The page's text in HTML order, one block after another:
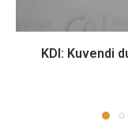
KDI: Kuvendi